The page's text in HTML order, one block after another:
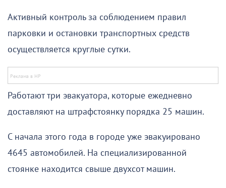
Активный контроль за соблюдением правил
парковки и остановки транспортных средств
осуществляется круглые сутки.
Работают три эвакуатора, которые ежедневно
доставляют на штрафстоянку порядка 25 машин.
С начала этого года в городе уже эвакуировано
4645 автомобилей. На специализированной
стоянке находится свыше двухсот машин.